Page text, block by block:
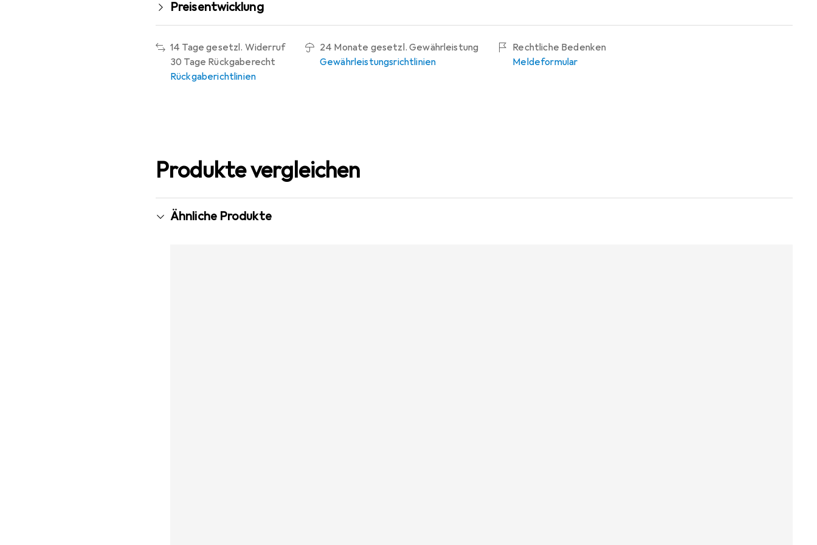
Preisentwicklung
14 Tage gesetzl. Widerruf
30 Tage Rückgaberecht
Rückgaberichtlinien
24 Monate gesetzl. Gewährleistung
Gewährleistungsrichtlinien
Rechtliche Bedenken
Meldeformular
Produkte vergleichen
Ähnliche Produkte